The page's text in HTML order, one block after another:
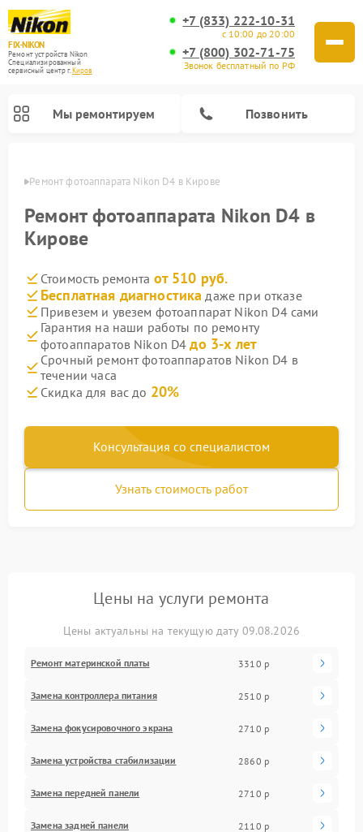
FIX-NIKON
Ремонт устройств Nikon
Специализированный
cервисный центр г.Киров
+7 (833) 222-10-31
с 10:00 до 20:00
+7 (800) 302-71-75
Звонок бесплатный по РФ
Мы ремонтируем Позвонить
Ремонт фотоаппарата Nikon D4 в Кирове
Ремонт фотоаппарата Nikon D4 в
Кирове
Стоимость ремонта от 510 руб.
Бесплатная диагностика даже при отказе
Привезем и увезем фотоаппарат Nikon D4 сами
Гарантия на наши работы по ремонту
фотоаппаратов Nikon D4до 3-х лет
Срочный ремонт фотоаппаратов Nikon D4 в
течении часа
Скидка для вас до 20%
Консультация со специалистом
Узнать стоимость работ
Цены на услуги ремонта
Цены актуальны на текущую дату 09.08.2026
Ремонт материнской платы 3310 р
Замена контроллера питания 2510 р
Замена фокусировочного экрана 2710 р
Замена устройства стабилизации 2860 р
Замена передней панели 2710 р
Замена задней панели 2110 р